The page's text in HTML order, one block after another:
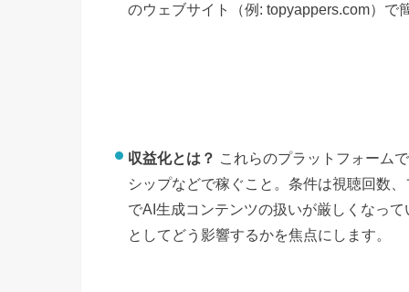
のウェブサイト（例: topyappers.com）
収益化とは？ これらのプラットフォーム
シップなどで稼ぐこと。条件は視聴回数
でAI生成コンテンツの扱いが厳しくなっ
としてどう影響するかを焦点にします。